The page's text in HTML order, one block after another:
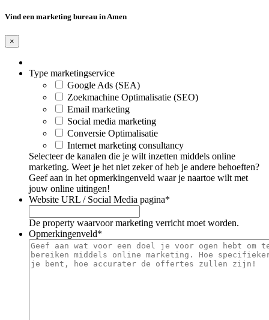
Vind een marketing bureau in Amen
×
Type marketingservice
Google Ads (SEA)
Zoekmachine Optimalisatie (SEO)
Email marketing
Social media marketing
Conversie Optimalisatie
Internet marketing consultancy
Selecteer de kanalen die je wilt inzetten middels online
marketing. Weet je het niet zeker of heb je andere behoeften?
Geef aan in het opmerkingenveld waar je naartoe wilt met
jouw online uitingen!
Website URL / Social Media pagina*
De property waarvoor marketing verricht moet worden.
Opmerkingenveld*